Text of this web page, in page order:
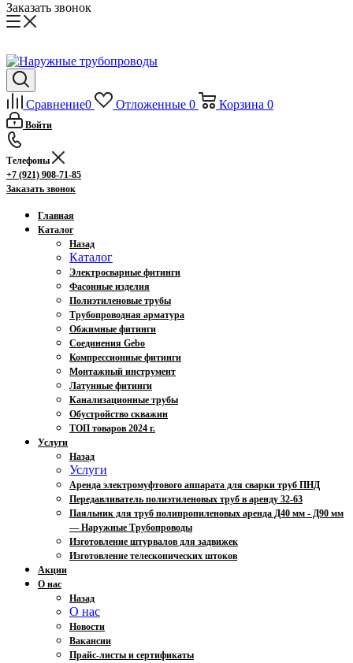
Заказать звонок
Сравнение0 Отложенные 0 Корзина 0
Войти
Телефоны
+7 (921) 908-71-85
Заказать звонок
Главная
Каталог
Назад
Каталог
Электросварные фитинги
Фасонные изделия
Полиэтиленовые трубы
Трубопроводная арматура
Обжимные фитинги
Соединения Gebo
Компрессионные фитинги
Монтажный инструмент
Латунные фитинги
Канализационные трубы
Обустройство скважин
ТОП товаров 2024 г.
Услуги
Назад
Услуги
Аренда электромуфтового аппарата для сварки труб ПНД
Передавливатель полиэтиленовых труб в аренду 32-63
Паяльник для труб полипропиленовых аренда Д40 мм - Д90 мм
— Наружные Трубопроводы
Изготовление штурвалов для задвижек
Изготовление телескопических штоков
Акции
О нас
Назад
О нас
Новости
Вакансии
Прайс-листы и сертификаты